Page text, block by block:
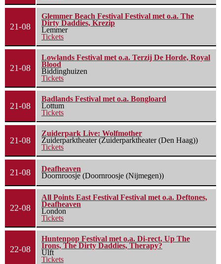
21-08
Glemmer Beach Festival Festival met o.a. The
Dirty Daddies, Krezip
Lemmer
Tickets
21-08
Lowlands Festival met o.a. Terzij De Horde, Royal
Blood
Biddinghuizen
Tickets
21-08
Badlands Festival met o.a. Bongloard
Lottum
Tickets
21-08
Zuiderpark Live: Wolfmother
Zuiderparktheater (Zuiderparktheater (Den Haag))
Tickets
21-08
Deafheaven
Doornroosje (Doornroosje (Nijmegen))
22-08
All Points East Festival Festival met o.a. Deftones,
Deafheaven
London
Tickets
22-08
Huntenpop Festival met o.a. Di-rect, Up The
Irons, The Dirty Daddies, Therapy?
Ulft
Tickets